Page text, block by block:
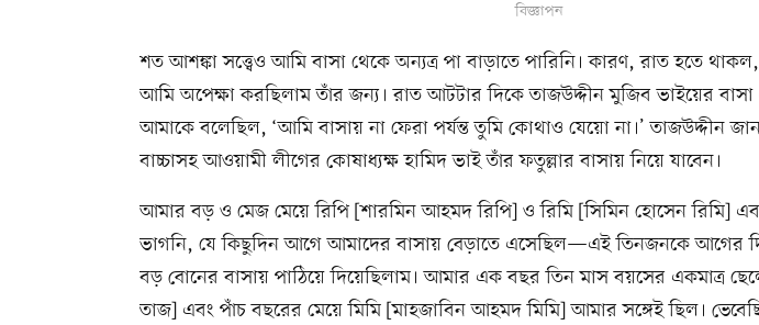
বিজ্ঞাপন
শত আশঙ্কা সত্ত্বেও আমি বাসা থেকে অন্যত্র পা বাড়াতে পারিনি। কারণ, রাত হতে
আমি অপেক্ষা করছিলাম তাঁর জন্য। রাত আটটার দিকে তাজউদ্দীন মুজিব ভাইয়ের
আমাকে বলেছিল, ‘আমি বাসায় না ফেরা পর্যন্ত তুমি কোথাও যেয়ো না।’ তাজউদ্দীন
বাচ্চাসহ আওয়ামী লীগের কোষাধ্যক্ষ হামিদ ভাই তাঁর ফতুল্লার বাসায় নিয়ে যাবেন।
আমার বড় ও মেজ মেয়ে রিপি [শারমিন আহমদ রিপি] ও রিমি [সিমিন হোসেন রিমি]
ভাগনি, যে কিছুদিন আগে আমাদের বাসায় বেড়াতে এসেছিল—এই তিনজনকে আগের
বড় বোনের বাসায় পাঠিয়ে দিয়েছিলাম। আমার এক বছর তিন মাস বয়সের একমাত্র
তাজ] এবং পাঁচ বছরের মেয়ে মিমি [মাহজাবিন আহমদ মিমি] আমার সঙ্গেই ছিল।